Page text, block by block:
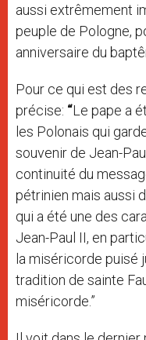
aussi extrêmement
peuple de Pologne,
anniversaire du
Pour ce qui est des
précise: “Le pape a
les Polonais qui
souvenir de Jean-
continuité du
pétrinien mais aussi
qui a été une des
Jean-Paul II, en
la miséricorde puisé
tradition de sainte
miséricorde.”